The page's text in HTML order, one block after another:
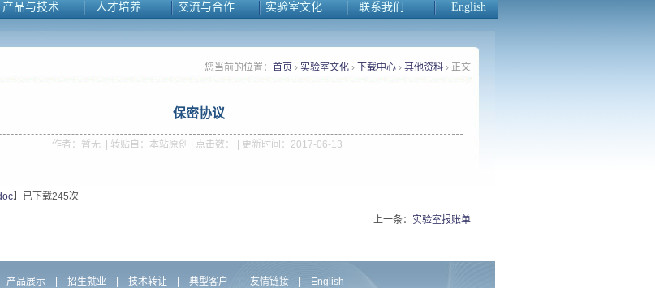
产品与技术 人才培养 交流与合作 实验室文化 联系我们 English
您当前的位置： 首页 › 实验室文化 › 下载中心 › 其他资料 › 正文
保密协议
作者：暂无 | 转贴自：本站原创 | 点击数： | 更新时间：2017-06-13
】已下载245次
上一条： 实验室报账单
产品展示 招生就业 技术转让 典型客户 友情链接
English